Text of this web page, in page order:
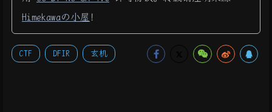
Himekawaの小屋 ！
CTF DFIR 玄机